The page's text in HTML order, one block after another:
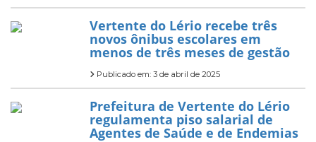
Vertente do Lério recebe três
novos ônibus escolares em
menos de três meses de gestão
Publicado em: 3 de abril de 2025
Prefeitura de Vertente do Lério
regulamenta piso salarial de
Agentes de Saúde e de Endemias